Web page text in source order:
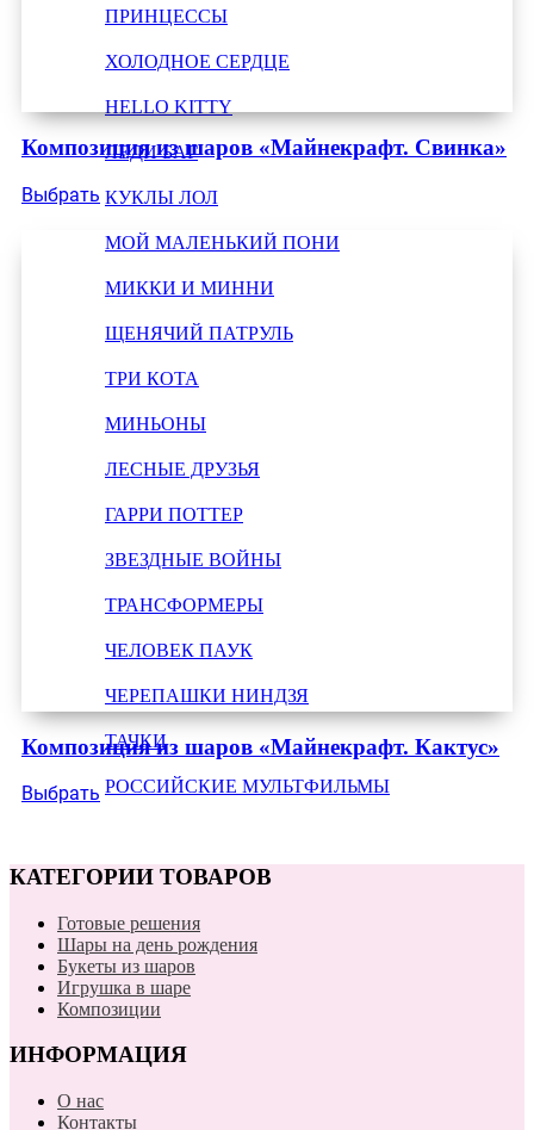
ПРИНЦЕССЫ
ХОЛОДНОЕ СЕРДЦЕ
HELLO KITTY
ЛЕДИ БАГ
КУКЛЫ ЛОЛ
МОЙ МАЛЕНЬКИЙ ПОНИ
МИККИ И МИННИ
ЩЕНЯЧИЙ ПАТРУЛЬ
ТРИ КОТА
МИНЬОНЫ
ЛЕСНЫЕ ДРУЗЬЯ
ГАРРИ ПОТТЕР
ЗВЕЗДНЫЕ ВОЙНЫ
ТРАНСФОРМЕРЫ
ЧЕЛОВЕК ПАУК
ЧЕРЕПАШКИ НИНДЗЯ
ТАЧКИ
РОССИЙСКИЕ МУЛЬТФИЛЬМЫ
Композиция из шаров «Майнекрафт. Свинка»
Выбрать
Композиция из шаров «Майнекрафт. Кактус»
Выбрать
КАТЕГОРИИ ТОВАРОВ
Готовые решения
Шары на день рождения
Букеты из шаров
Игрушка в шаре
Композиции
ИНФОРМАЦИЯ
О нас
Контакты